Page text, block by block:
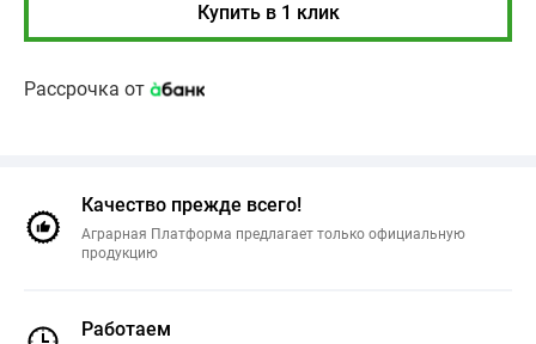
Купить в 1 клик
Рассрочка от
Качество прежде всего!
Аграрная Платформа предлагает только официальную
продукцию
Работаем